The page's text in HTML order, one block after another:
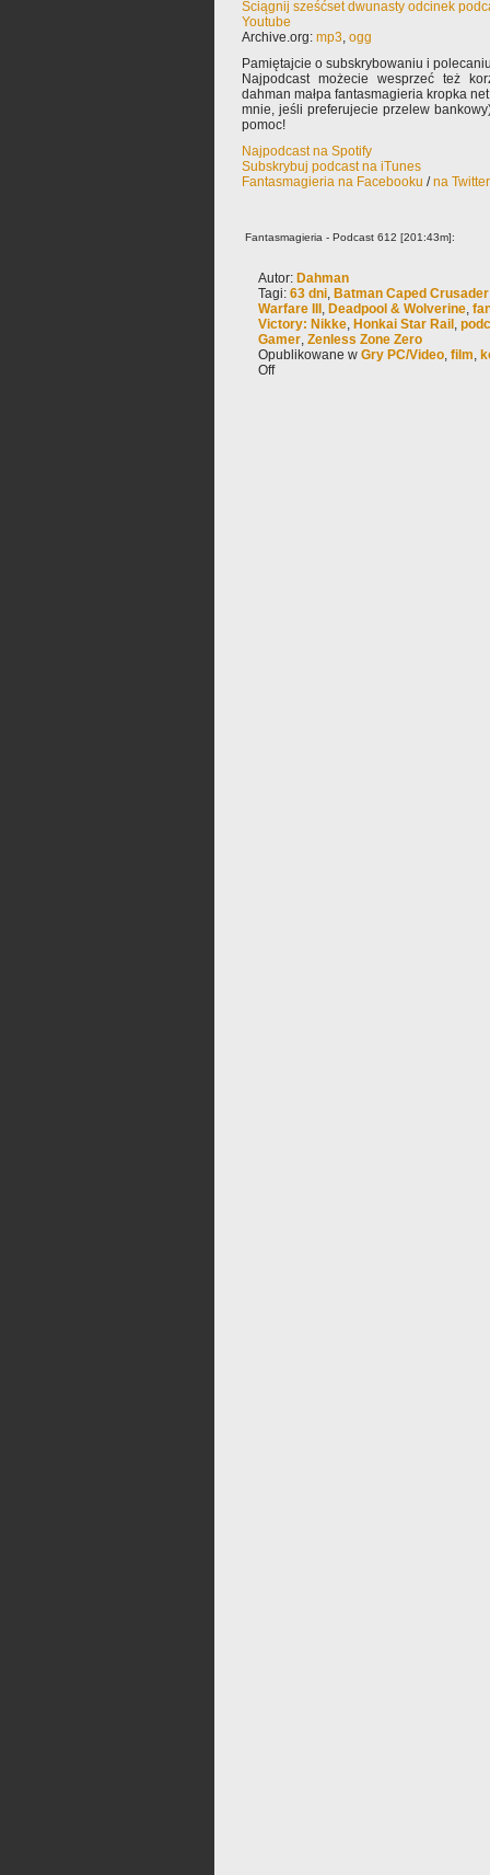
Ściągnij sześćset dwunasty odcinek
Youtube
Archive.org: mp3, ogg
Pamiętajcie o subskrybowaniu i
Najpodcast możecie wesprzeć też
dahman małpa fantasmagieria kropka
mnie, jeśli preferujecie przelew
pomoc!
Najpodcast na Spotify
Subskrybuj podcast na iTunes
Fantasmagieria na Facebooku /na
Fantasmagieria - Podcast 612 [201:43m]:
Autor: Dahman
Tagi: 63 dni, Batman Caped Crusader
Warfare III , Deadpool & Wolverine,
Victory: Nikke, Honkai Star Rail ,
Gamer, Zenless Zone Zero
Opublikowane w Gry PC/Video, film,
Off